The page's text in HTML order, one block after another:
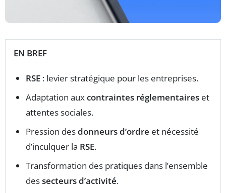
EN BREF
RSE : levier stratégique pour les entreprises.
Adaptation auxcontraintes réglementaires et
attentes sociales.
Pression desdonneurs d’ordre et nécessité
d’inculquer la RSE.
Transformation des pratiques dans l’ensemble
dessecteurs d’activité.